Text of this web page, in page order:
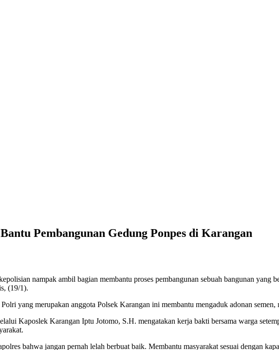
Pembangunan Gedung Ponpes di Karangan
nampak ambil bagian membantu proses pembangunan sebuah bangunan yang
(19/1).
yang merupakan anggota Polsek Karangan ini membantu mengaduk adonan
Kaposlek Karangan Iptu Jotomo, S.H. mengatakan kerja bakti bersama warga
bahwa jangan pernah lelah berbuat baik. Membantu masyarakat sesuai dengan